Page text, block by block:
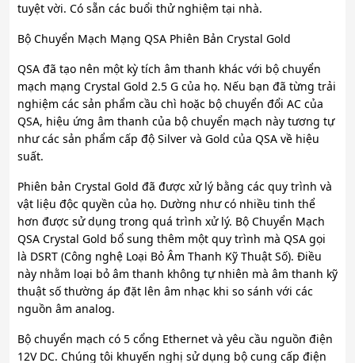
tuyệt vời. Có sẵn các buổi thử nghiệm tại nhà.
Bộ Chuyển Mạch Mạng QSA Phiên Bản Crystal Gold
QSA đã tạo nên một kỳ tích âm thanh khác với bộ chuyển
mạch mạng Crystal Gold 2.5 G của họ. Nếu bạn đã từng trải
nghiệm các sản phẩm cầu chì hoặc bộ chuyển đổi AC của
QSA, hiệu ứng âm thanh của bộ chuyển mạch này tương tự
như các sản phẩm cấp độ Silver và Gold của QSA về hiệu
suất.
Phiên bản Crystal Gold đã được xử lý bằng các quy trình và
vật liệu độc quyền của họ. Dường như có nhiều tinh thể
hơn được sử dụng trong quá trình xử lý. Bộ Chuyển Mạch
QSA Crystal Gold bổ sung thêm một quy trình mà QSA gọi
là DSRT (Công nghệ Loại Bỏ Âm Thanh Kỹ Thuật Số). Điều
này nhằm loại bỏ âm thanh không tự nhiên mà âm thanh kỹ
thuật số thường áp đặt lên âm nhạc khi so sánh với các
nguồn âm analog.
Bộ chuyển mạch có 5 cổng Ethernet và yêu cầu nguồn điện
12V DC. Chúng tôi khuyến nghị sử dụng bộ cung cấp điện